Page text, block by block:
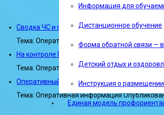
Информация для
Дистанционное обучение
Форма обратной связи —
Детский отдых и
Инструкция о
Единая модель
Сводка ЧС и происшествий на 06:00 03.12.2025
Тема: Оперативная информация
На контроле Главного управления МЧС
Тема: Оперативная информация
Оперативный ежедневный прогноз ЧС на
Тема: Оперативная информация